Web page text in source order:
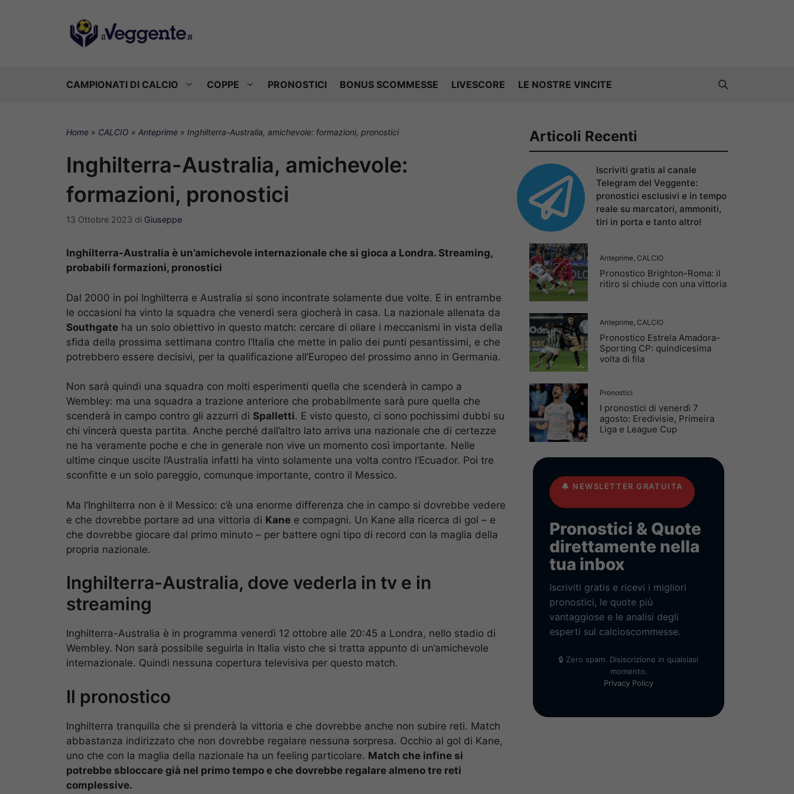
CAMPIONATI DI CALCIO COPPE PRONOSTICI BONUS SCOMMESSE LIVESCORE LE NOSTRE VINCITE
Home » CALCIO » Anteprime » Inghilterra-Australia, amichevole: formazioni, pronostici
Inghilterra-Australia, amichevole:
formazioni, pronostici
13 Ottobre 2023 di Giuseppe
Inghilterra-Australia è un’amichevole internazionale che si gioca a Londra. Streaming,
probabili formazioni, pronostici
Dal 2000 in poi Inghilterra e Australia si sono incontrate solamente due volte. E in entrambe
le occasioni ha vinto la squadra che venerdì sera giocherà in casa. La nazionale allenata da
Southgate ha un solo obiettivo in questo match: cercare di oliare i meccanismi in vista della
sfida della prossima settimana contro l’Italia che mette in palio dei punti pesantissimi, e che
potrebbero essere decisivi, per la qualificazione all’Europeo del prossimo anno in Germania.
Non sarà quindi una squadra con molti esperimenti quella che scenderà in campo a
Wembley: ma una squadra a trazione anteriore che probabilmente sarà pure quella che
scenderà in campo contro gli azzurri di Spalletti. E visto questo, ci sono pochissimi dubbi su
chi vincerà questa partita. Anche perché dall’altro lato arriva una nazionale che di certezze
ne ha veramente poche e che in generale non vive un momento così importante. Nelle
ultime cinque uscite l’Australia infatti ha vinto solamente una volta contro l’Ecuador. Poi tre
sconfitte e un solo pareggio, comunque importante, contro il Messico.
Ma l’Inghilterra non è il Messico: c’è una enorme differenza che in campo si dovrebbe vedere
e che dovrebbe portare ad una vittoria di Kane e compagni. Un Kane alla ricerca di gol – e
che dovrebbe giocare dal primo minuto – per battere ogni tipo di record con la maglia della
propria nazionale.
Inghilterra-Australia, dove vederla in tv e in
streaming
Inghilterra-Australia è in programma venerdì 12 ottobre alle 20:45 a Londra, nello stadio di
Wembley. Non sarà possibile seguirla in Italia visto che si tratta appunto di un’amichevole
internazionale. Quindi nessuna copertura televisiva per questo match.
Il pronostico
Inghilterra tranquilla che si prenderà la vittoria e che dovrebbe anche non subire reti. Match
abbastanza indirizzato che non dovrebbe regalare nessuna sorpresa. Occhio al gol di Kane,
uno che con la maglia della nazionale ha un feeling particolare. Match che infine si
potrebbe sbloccare già nel primo tempo e che dovrebbe regalare almeno tre reti
complessive.
Articoli Recenti
Iscriviti gratis al canale
Telegram del Veggente:
pronostici esclusivi e in tempo
reale su marcatori, ammoniti,
tiri in porta e tanto altro!
Anteprime, CALCIO
Pronostico Brighton-Roma: il
ritiro si chiude con una vittoria
Anteprime, CALCIO
Pronostico Estrela Amadora-
Sporting CP: quindicesima
volta di fila
Pronostici
I pronostici di venerdì 7
agosto: Eredivisie, Primeira
Liga e League Cup
🔔 NEWSLETTER GRATUITA
Pronostici & Quote
direttamente nella
tua inbox
Iscriviti gratis e ricevi i migliori
pronostici, le quote più
vantaggiose e le analisi degli
esperti sul calcioscommesse.
🔒 Zero spam. Disiscrizione in qualsiasi
momento.
Privacy Policy